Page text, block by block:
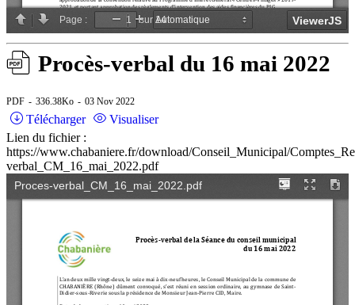
Procès-verbal du 16 mai 2022
PDF 336.38Ko 03 Nov 2022
Télécharger
Visualiser
Lien du fichier :
https://www.chabaniere.fr/download/Conseil_Municipal/
verbal_CM_16_mai_2022.pdf